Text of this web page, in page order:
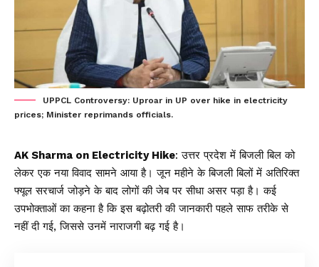
UPPCL Controversy: Uproar in UP over hike in electricity
prices; Minister reprimands officials.
AK Sharma on Electricity Hike:उत्तर प्रदेश में बिजली बिल को
लेकर एक नया विवाद सामने आया है। जून महीने के बिजली बिलों में अतिरिक्त
फ्यूल सरचार्ज जोड़ने के बाद लोगों की जेब पर सीधा असर पड़ा है। कई
उपभोक्ताओं का कहना है कि इस बढ़ोतरी की जानकारी पहले साफ तरीके से
नहीं दी गई, जिससे उनमें नाराजगी बढ़ गई है।